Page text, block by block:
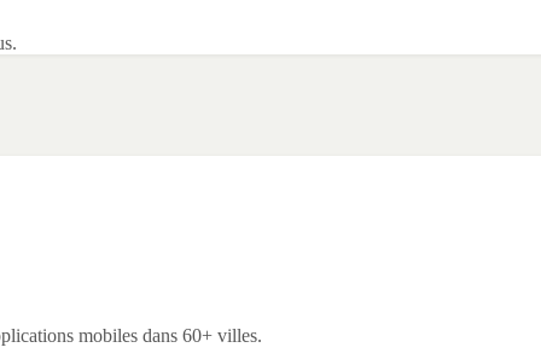
mobiles dans 60+ villes.